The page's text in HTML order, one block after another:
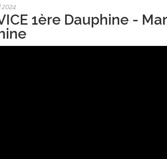
1ère Dauphine -